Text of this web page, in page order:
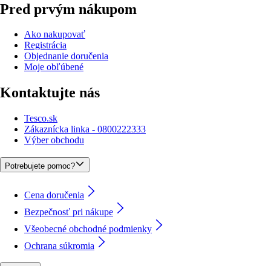
Pred prvým nákupom
Ako nakupovať
Registrácia
Objednanie doručenia
Moje obľúbené
Kontaktujte nás
Tesco.sk
Zákaznícka linka - 0800222333
Výber obchodu
Potrebujete pomoc?
Cena doručenia
Bezpečnosť pri nákupe
Všeobecné obchodné podmienky
Ochrana súkromia